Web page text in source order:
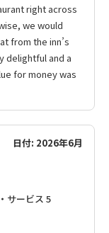
right across
we would
from the inn’s
delightful and a
for money was
日付: 2026年6月
サービス 5